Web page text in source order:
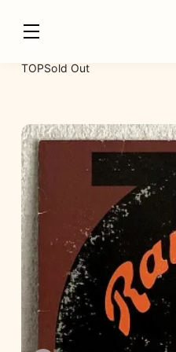
TOPSold Out